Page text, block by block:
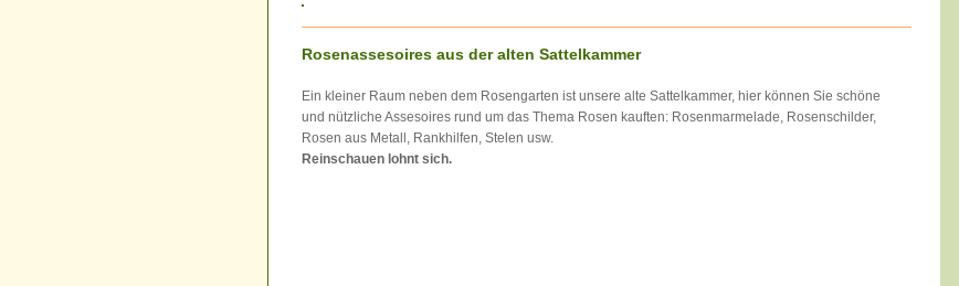
Rosenassesoires aus der alten Sattelkammer
Ein kleiner Raum neben dem Rosengarten ist unsere alte Sattelkammer, hier können Sie schöne
und nützliche Assesoires rund um das Thema Rosen kauften: Rosenmarmelade, Rosenschilder,
Rosen aus Metall, Rankhilfen, Stelen usw.
Reinschauen lohnt sich.